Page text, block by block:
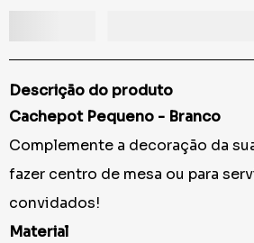
Descrição do produto
Cachepot Pequeno - Branco
Complemente a decoração da
fazer centro de mesa ou para
convidados!
Material